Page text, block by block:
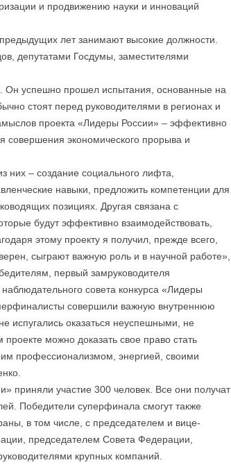
и продвижению науки и инноваций
лет занимают высокие должности.
депутатами Госдумы, заместителями
Он успешно прошел испытания, основанные на
стоят перед руководителями в регионах и
проекта «Лидеры России» – эффективно
совершения экономического прорыва и
них – создание социального лифта,
навыки, предложить компетенции для
позициях. Другая связана с
будут эффективно взаимодействовать,
этому проекту я получил, прежде всего,
сыграют важную роль и в научной работе»,
первый замруководителя
совета конкурса «Лидеры
совершили важную внутреннюю
испугались оказаться неуспешными, не
можно доказать свое право стать
профессионализмом, энергией, своими
приняли участие 300 человек. Все они получат
Победители суперфинала смогут также
в том числе, с председателем и вице-
председателем Совета Федерации,
крупных компаний.